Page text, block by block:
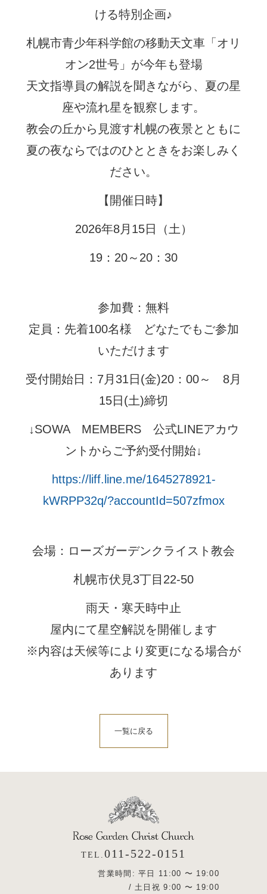
ける特別企画♪
札幌市青少年科学館の移動天文車「オリ
オン2世号」が今年も登場
天文指導員の解説を聞きながら、夏の星
座や流れ星を観察します。
教会の丘から見渡す札幌の夜景とともに
夏の夜ならではのひとときをお楽しみく
ださい。
【開催日時】
2026年8月15日（土）
19：20～20：30
参加費：無料
定員：先着100名様 どなたでもご参加
いただけます
受付開始日：7月31日(金)20：00～ 8月
15日(土)締切
↓SOWA MEMBERS 公式LINEアカウ
ントからご予約受付開始↓
https://liff.line.me/1645278921-
kWRPP32q/?accountId=507zfmox
会場：ローズガーデンクライスト教会
札幌市伏見3丁目22-50
雨天・寒天時中止
屋内にて星空解説を開催します
※内容は天候等により変更になる場合が
あります
一覧に戻る
TEL. 011-522-0151
営業時間: 平日 11:00 〜 19:00
/ 土日祝 9:00 〜 19:00